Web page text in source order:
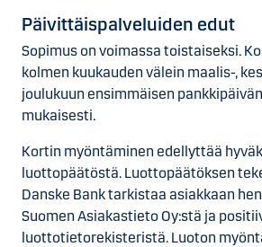
Päivittäispalveluiden edut
Sopimus on voimassa toistaiseksi.
kolmen kuukauden välein maalis-,
joulukuun ensimmäisen
mukaisesti.
Kortin myöntäminen edellyttää
luottopäätöstä. Luottopäätöksen
Danske Bank tarkistaa asiakkaan
Suomen Asiakastieto Oy:stä ja
luottotietorekisteristä. Luoton